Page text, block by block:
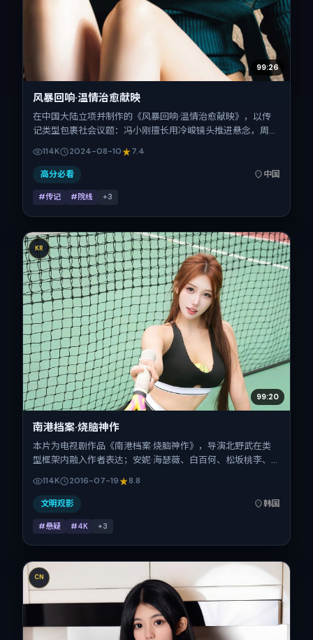
99:26
风暴回响·温情治愈献映
在中国大陆立项并制作的《风暴回响·温情治愈献映》，以传
记类型包裹社会议题：冯小刚擅长用冷峻镜头推进悬念，周冬
映时间：2024-08-10；片长121分钟；适合关注现实质感与
类型片结构的观众。
114K 2024-08-10 7.4
高分必看 中国
#传记 #院线 +3
KR
99:20
南港档案·烧脑神作
本片为电视剧作品《南港档案·烧脑神作》，导演北野武在类
型框架内融入作者表达；安妮·海瑟薇、白百何、松坂桃李、
品背景为韩国。上映时间 2016年7月19日（公映登记日 2016-
07-19），全片144分钟，节奏张弛有度。
114K 2016-07-19 8.8
文明观影 韩国
#悬疑 #4K +3
CN